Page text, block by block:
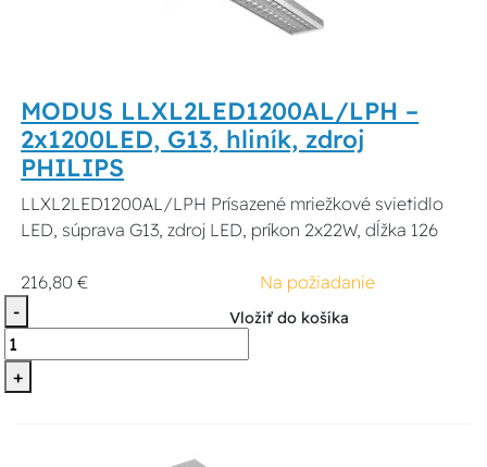
MODUS LLXL2LED1200AL/LPH –
2x1200LED, G13, hliník, zdroj
PHILIPS
LLXL2LED1200AL/LPH Prísazené mriežkové svietidlo
LED, súprava G13, zdroj LED, príkon 2x22W, dĺžka 126
216,80 €
Na požiadanie
-
+
Vložiť do košíka